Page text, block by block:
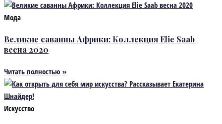
Мода
Великие саванны Африки: Коллекция Elie Saab
весна 2020
Читать полностью »
Искусство